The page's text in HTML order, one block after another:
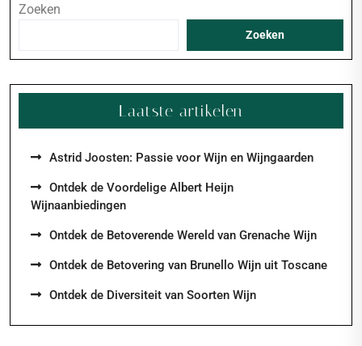
Zoeken
Zoeken
Laatste artikelen
Astrid Joosten: Passie voor Wijn en Wijngaarden
Ontdek de Voordelige Albert Heijn
Wijnaanbiedingen
Ontdek de Betoverende Wereld van Grenache Wijn
Ontdek de Betovering van Brunello Wijn uit Toscane
Ontdek de Diversiteit van Soorten Wijn